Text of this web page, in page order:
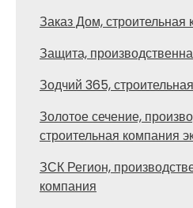
Заказ Дом, строительная
Защита,
Зодчий 365,
Золотое сечение,
строительная компания
ЗСК Регион,
компания